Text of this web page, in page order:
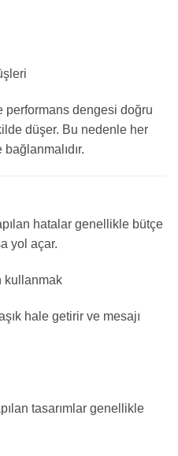
performans dengesi doğru
düşer. Bu nedenle her
hatalar genellikle bütçe
yol açar.
kullanmak
hale getirir ve mesajı
tasarımlar genellikle